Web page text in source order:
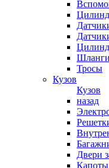
Тросы
Кузов
Кузов
назад
Двери
Капоты